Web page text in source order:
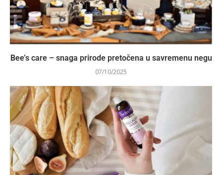
Bee’s care – snaga prirode pretočena u savremenu negu
07/10/2025